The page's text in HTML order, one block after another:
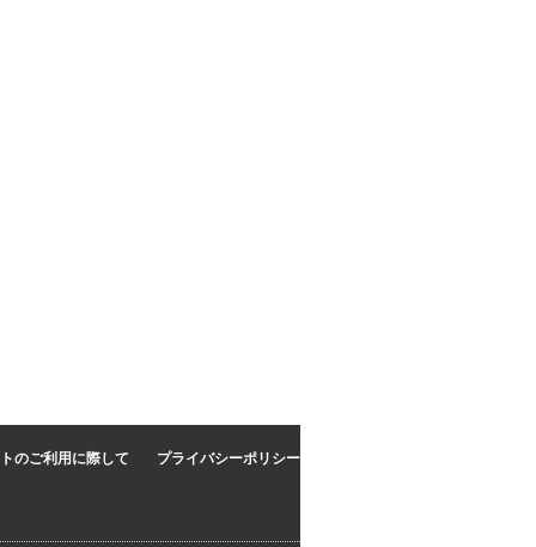
のご利用に際して プライバシーポリシー